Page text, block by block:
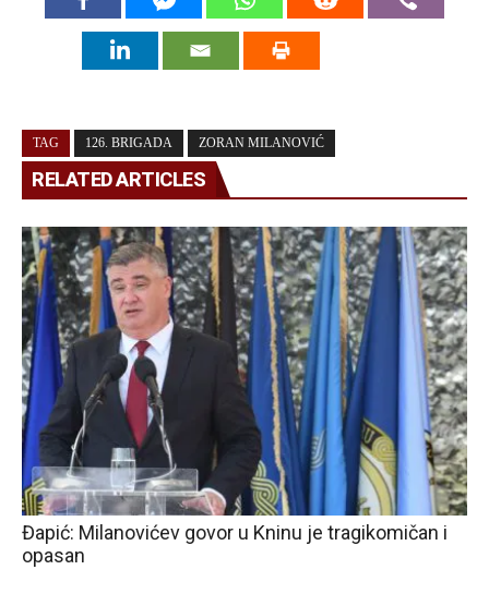
TAG 126. BRIGADA ZORAN MILANOVIĆ
RELATED ARTICLES
Đapić: Milanovićev govor u Kninu je tragikomičan i
opasan